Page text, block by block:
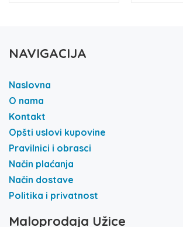
NAVIGACIJA
Naslovna
O nama
Kontakt
Opšti uslovi kupovine
Pravilnici i obrasci
Način plaćanja
Način dostave
Politika i privatnost
Maloprodaja Užice